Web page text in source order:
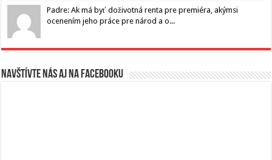
Padre: Ak má byť doživotná renta pre premiéra, akýmsi
ocenením jeho práce pre národ a o...
Navštívte nás aj na Facebooku